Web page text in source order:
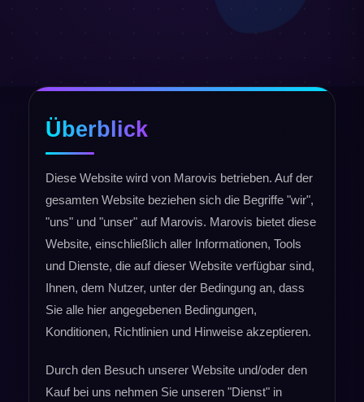
Überblick
Diese Website wird von Marovis betrieben. Auf der
gesamten Website beziehen sich die Begriffe "wir",
"uns" und "unser" auf Marovis. Marovis bietet diese
Website, einschließlich aller Informationen, Tools
und Dienste, die auf dieser Website verfügbar sind,
Ihnen, dem Nutzer, unter der Bedingung an, dass
Sie alle hier angegebenen Bedingungen,
Konditionen, Richtlinien und Hinweise akzeptieren.
Durch den Besuch unserer Website und/oder den
Kauf bei uns nehmen Sie unseren "Dienst" in